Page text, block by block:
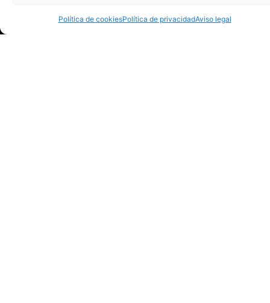
Política de cookiesPolítica de privacidadAviso legal
h.